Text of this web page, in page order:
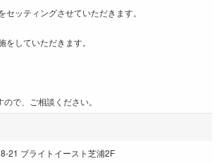
セッティングさせていただきます。
していただきます。
で、ご相談ください。
21 ブライトイースト芝浦2F